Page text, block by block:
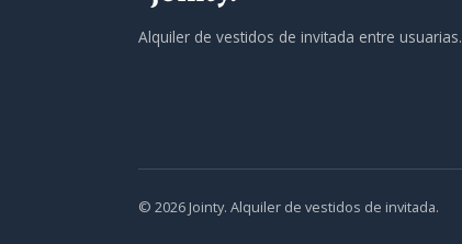
Alquiler de vestidos de invitada entre usuarias.
© 2026 Jointy. Alquiler de vestidos de invitada.